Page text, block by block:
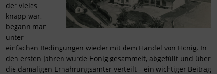
der vieles
knapp war,
begann man
unter
einfachen Bedingungen wieder mit dem Handel von Honig. In
den ersten Jahren wurde Honig gesammelt, abgefüllt und über
die damaligen Ernährungsämter verteilt – ein wichtiger Beitrag